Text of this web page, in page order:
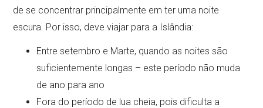
de se concentrar principalmente em ter uma noite
escura. Por isso, deve viajar para a Islândia:
Entre setembro e Marte, quando as noites são
suficientemente longas – este período não muda
de ano para ano
Fora do período de lua cheia, pois dificulta a